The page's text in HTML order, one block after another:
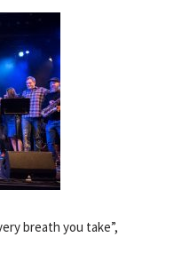
breath you take”,